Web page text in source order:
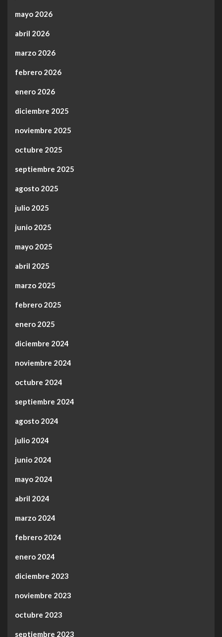
mayo 2026
abril 2026
marzo 2026
febrero 2026
enero 2026
diciembre 2025
noviembre 2025
octubre 2025
septiembre 2025
agosto 2025
julio 2025
junio 2025
mayo 2025
abril 2025
marzo 2025
febrero 2025
enero 2025
diciembre 2024
noviembre 2024
octubre 2024
septiembre 2024
agosto 2024
julio 2024
junio 2024
mayo 2024
abril 2024
marzo 2024
febrero 2024
enero 2024
diciembre 2023
noviembre 2023
octubre 2023
septiembre 2023